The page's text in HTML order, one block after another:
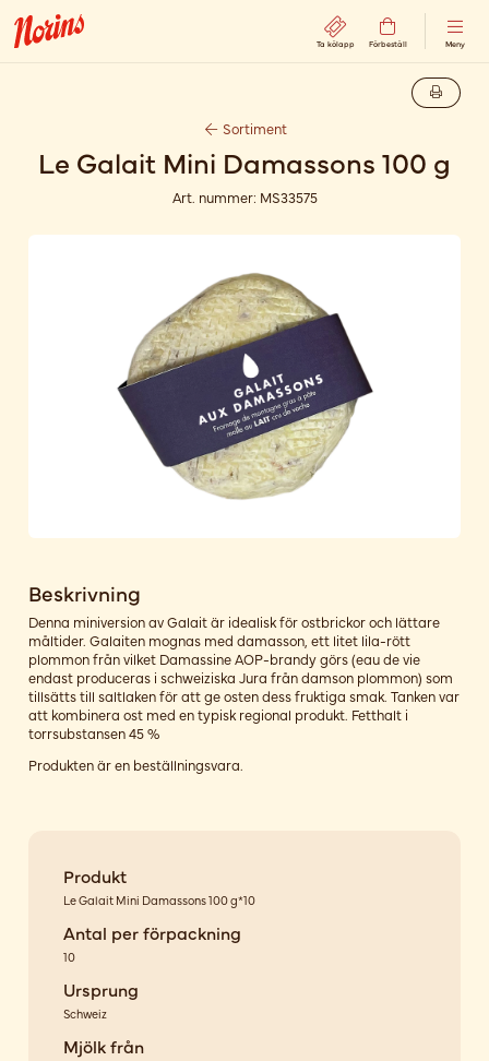
Ta kölapp Förbeställ Meny
Sortiment
Le Galait Mini Damassons 100 g
Art. nummer: MS33575
Beskrivning
Denna miniversion av Galait är idealisk för ostbrickor och lättare
måltider. Galaiten mognas med damasson, ett litet lila-rött
plommon från vilket Damassine AOP-brandy görs (eau de vie
endast produceras i schweiziska Jura från damson plommon) som
tillsätts till saltlaken för att ge osten dess fruktiga smak. Tanken var
att kombinera ost med en typisk regional produkt. Fetthalt i
torrsubstansen 45 %
Produkten är en beställningsvara.
Produkt
Le Galait Mini Damassons 100 g*10
Antal per förpackning
10
Ursprung
Schweiz
Mjölk från